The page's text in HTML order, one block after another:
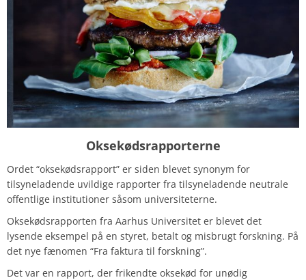
Oksekødsrapporterne
Ordet “oksekødsrapport” er siden blevet synonym for
tilsyneladende uvildige rapporter fra tilsyneladende neutrale
offentlige institutioner såsom universiteterne.
Oksekødsrapporten fra Aarhus Universitet er blevet det
lysende eksempel på en styret, betalt og misbrugt forskning. På
det nye fænomen “Fra faktura til forskning”.
Det var en rapport, der frikendte oksekød for unødig